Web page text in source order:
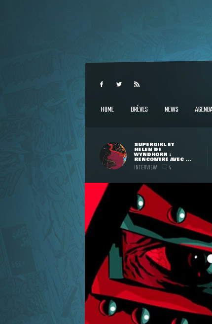
HOME BRÈVES NEWS
SUPERGIRL ET
HELEN DE
WYNDHORN :
RENCONTRE AVEC ...
INTERVIEW 4